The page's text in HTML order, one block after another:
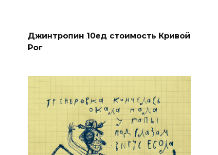
Джинтропин 10ед стоимость Кривой
Рог